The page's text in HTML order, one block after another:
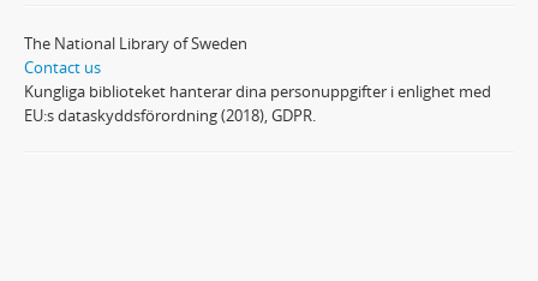
The National Library of Sweden
Contact us
Kungliga biblioteket hanterar dina personuppgifter i enlighet med
EU:s dataskyddsförordning (2018), GDPR.